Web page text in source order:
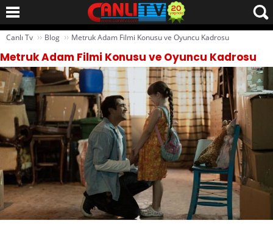
Canlı Tv ›› Blog ›› Metruk Adam Filmi Konusu ve Oyuncu Kadrosu
Metruk Adam Filmi Konusu ve Oyuncu Kadrosu